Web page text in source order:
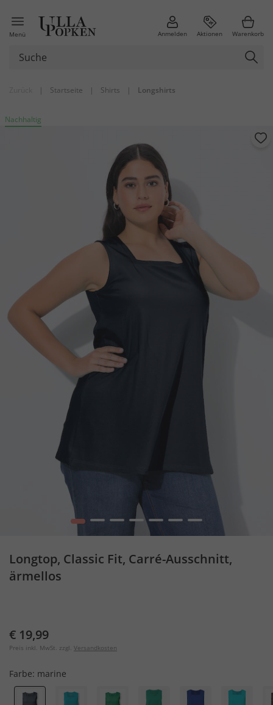
Menü Anmelden Aktionen Warenkorb
| Startseite | Shirts | Longshirts
Nachhaltig
1 2 3 4 5 6 7
Longtop, Classic Fit, Carré-Ausschnitt,
ärmellos
€ 19,99
Preis inkl. MwSt. zzgl. Versandkosten
Farbe: marine